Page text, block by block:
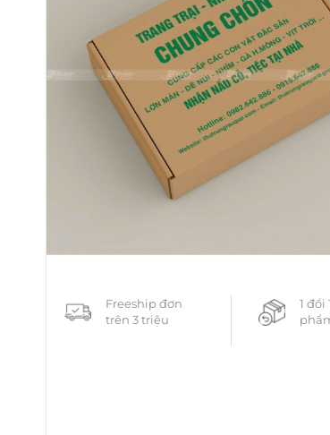
Freeship đơn
trên 3 triệu
1 đổi